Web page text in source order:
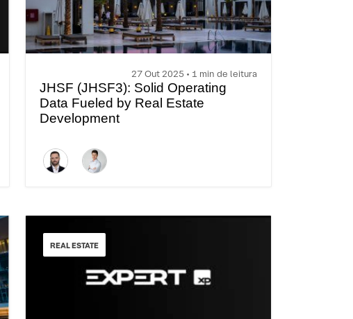
27 Out 2025 • 1 min de leitura
JHSF (JHSF3): Solid Operating
Data Fueled by Real Estate
Development
REAL ESTATE